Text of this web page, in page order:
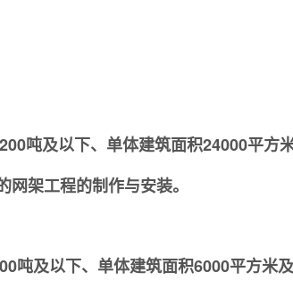
吨及以下、单体建筑面积24000平方
架工程的制作与安装。
吨及以下、单体建筑面积6000平方米